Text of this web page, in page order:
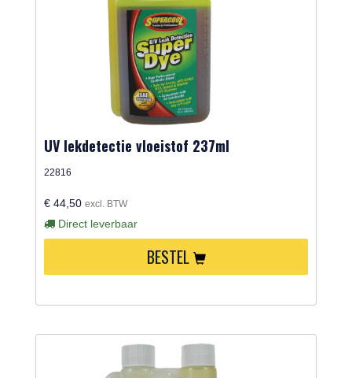
UV lekdetectie vloeistof 237ml
22816
€ 44,50 excl. BTW
Direct leverbaar
BESTEL